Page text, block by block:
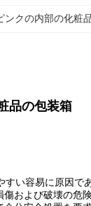
ンクの内部の化粧
品の包装箱
い容易に原因
および破壊の危